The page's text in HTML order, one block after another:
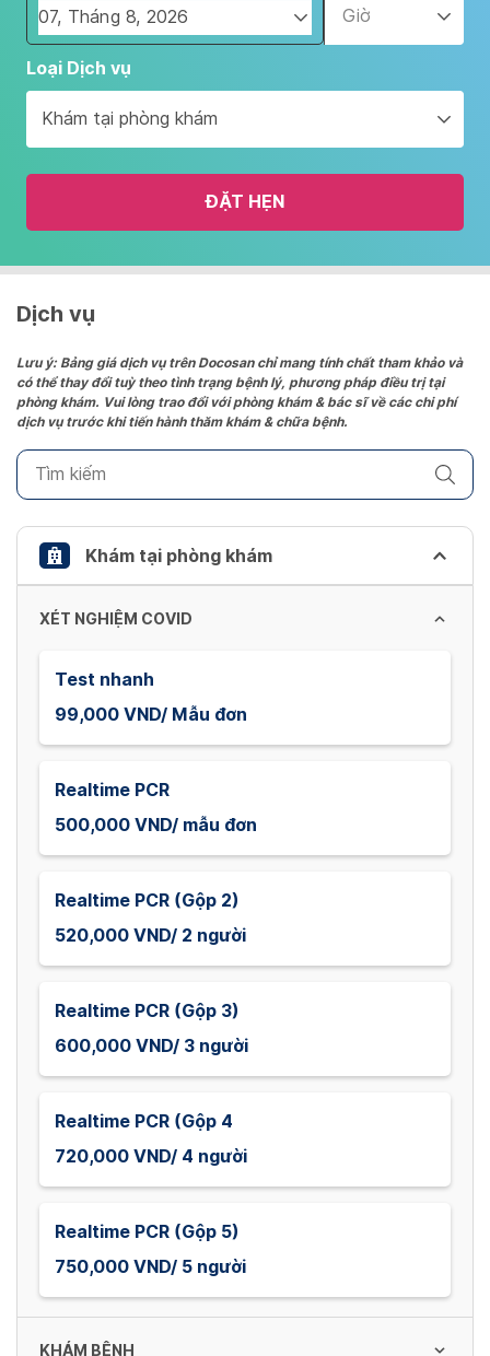
Navigate
forward
interact
with
the
and
date.
the
question
mark
to
keyboard
shortcuts
changing
Giờ
Loại Dịch vụ
Khám tại phòng khám
ĐẶT HẸN
Dịch vụ
Lưu ý: Bảng giá dịch vụ trên Docosan chỉ mang tính chất tham khảo và
có thể thay đổi tuỳ theo tình trạng bệnh lý, phương pháp điều trị tại
phòng khám. Vui lòng trao đổi với phòng khám & bác sĩ về các chi phí
dịch vụ trước khi tiến hành thăm khám & chữa bệnh.
Khám tại phòng khám
XÉT NGHIỆM COVID
Test nhanh
99,000 VND/ Mẫu đơn
Realtime PCR
500,000 VND/ mẫu đơn
Realtime PCR (Gộp 2)
520,000 VND/ 2 người
Realtime PCR (Gộp 3)
600,000 VND/ 3 người
Realtime PCR (Gộp 4
720,000 VND/ 4 người
Realtime PCR (Gộp 5)
750,000 VND/ 5 người
KHÁM BỆNH